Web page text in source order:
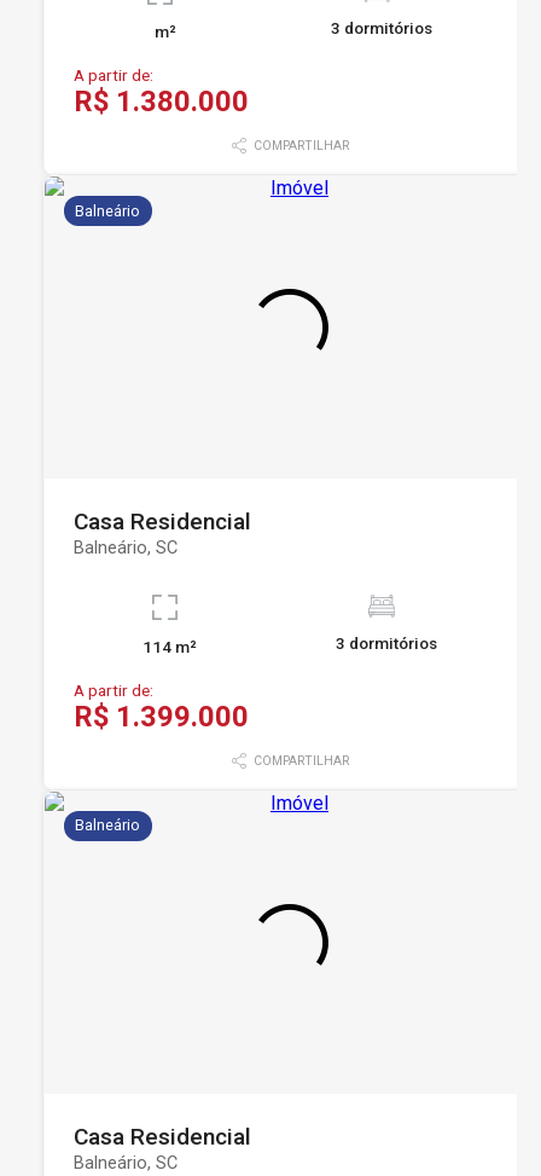
m² 3 dormitórios
A partir de:
R$ 1.380.000
COMPARTILHAR
Balneário
Casa Residencial
Balneário, SC
114 m² 3 dormitórios
A partir de:
R$ 1.399.000
COMPARTILHAR
Balneário
Casa Residencial
Balneário, SC